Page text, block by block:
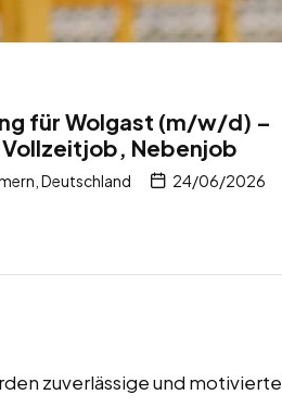
für Wolgast (m/w/d) –
Nebenjob
Deutschland 24/06/2026
zuverlässige und motivierte